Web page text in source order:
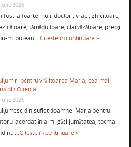
iulie 2026
fost la foarte mulţi doctori, vraci, ghicitoare,
tămăduitoare, clarvăzătoare, preoţi
mi puteau …Citește în continuare »
pentru vrăjitoarea Maria, cea mai
din Oltenia
iulie 2026
din suflet doamnei Maria pentru
acordat în a-mi găsi jumătatea, tocmai
nu …Citește în continuare »